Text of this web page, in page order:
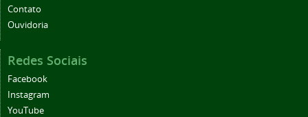
Contato
Ouvidoria
Redes Sociais
Facebook
Instagram
YouTube